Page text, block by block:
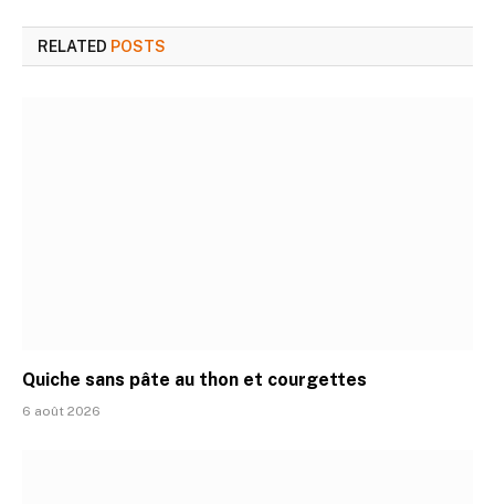
RELATED POSTS
Quiche sans pâte au thon et courgettes
6 août 2026